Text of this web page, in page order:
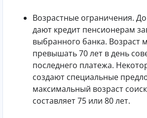
Возрастные ограничения. До
дают кредит пенсионерам
выбранного банка. Возраст
превышать 70 лет в день
последнего платежа.
создают специальные
максимальный возраст
составляет 75 или 80 лет.